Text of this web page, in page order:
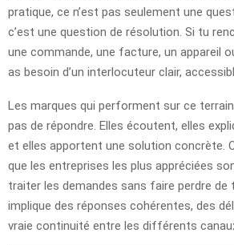
pratique, ce n’est pas seulement une
c’est une question de résolution. Si tu
une commande, une facture, un appareil
as besoin d’un interlocuteur clair,
Les marques qui performent sur ce
pas de répondre. Elles écoutent, elles
et elles apportent une solution concrète.
que les entreprises les plus appréciées
traiter les demandes sans faire perdre de
implique des réponses cohérentes, des
vraie continuité entre les différents